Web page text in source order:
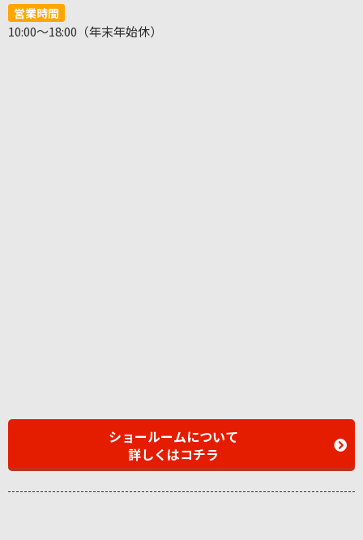
営業時間
10:00～18:00（年末年始休）
ショールームについて
詳しくはコチラ